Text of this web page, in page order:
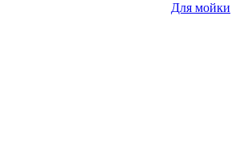
Для мойки